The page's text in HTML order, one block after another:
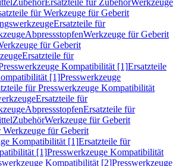
ZubehörErsatzteile für ZubehörWerkzeuge
für Werkzeuge für Geberit
Ersatzteile für
AbpressstopfenWerkzeuge für Geberit
für Geberit
Ersatzteile für
Kompatibilität [1]Ersatzteile
[1]Presswerkzeuge
für Presswerkzeuge Kompatibilität
Ersatzteile für
AbpressstopfenErsatzteile für
ZubehörWerkzeuge für Geberit
Werkzeuge für Geberit
Kompatibilität [1]Ersatzteile für
[1]Presswerkzeuge Kompatibilität
Kompatibilität [2]Presswerkzeuge